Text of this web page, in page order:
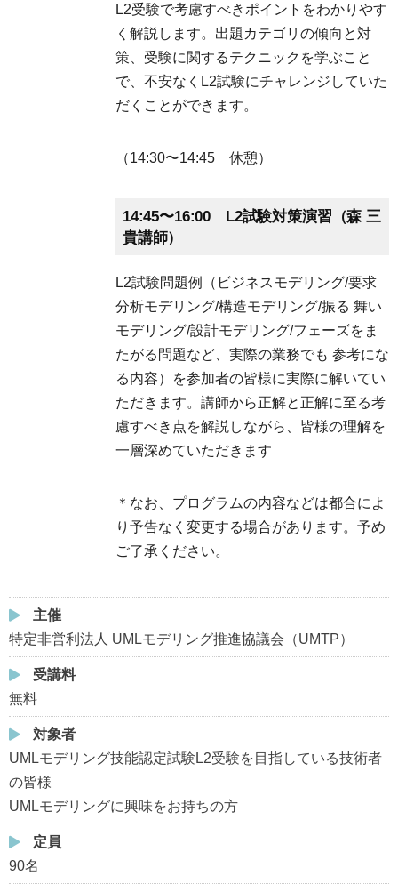
L2受験で考慮すべきポイントをわかりやす
く解説します。出題カテゴリの傾向と対
策、受験に関するテクニックを学ぶこと
で、不安なくL2試験にチャレンジしていた
だくことができます。
（14:30〜14:45 休憩）
14:45〜16:00 L2試験対策演習（森 三
貴講師）
L2試験問題例（ビジネスモデリング/要求
分析モデリング/構造モデリング/振る 舞い
モデリング/設計モデリング/フェーズをま
たがる問題など、実際の業務でも 参考にな
る内容）を参加者の皆様に実際に解いてい
ただきます。講師から正解と正解に至る考
慮すべき点を解説しながら、皆様の理解を
一層深めていただきます
＊なお、プログラムの内容などは都合によ
り予告なく変更する場合があります。予め
ご了承ください。
主催
特定非営利法人 UMLモデリング推進協議会（UMTP）
受講料
無料
対象者
UMLモデリング技能認定試験L2受験を目指している技術者
の皆様
UMLモデリングに興味をお持ちの方
定員
90名